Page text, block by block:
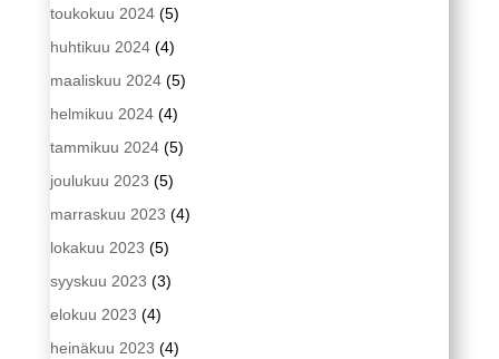
toukokuu 2024(5)
huhtikuu 2024(4)
maaliskuu 2024(5)
helmikuu 2024(4)
tammikuu 2024(5)
joulukuu 2023 (5)
marraskuu 2023 (4)
lokakuu 2023 (5)
syyskuu 2023 (3)
elokuu 2023 (4)
heinäkuu 2023 (4)